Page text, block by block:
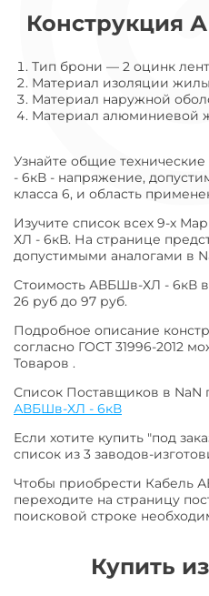
Конструкция
Тип брони — 2 оцинк
Материал изоляции жилы
Материал наружной
Материал алюминиевой
Узнайте общие
- 6кВ - напряжение,
класса 6, и область
Изучите список всех 9-х
ХЛ - 6кВ. На странице
допустимыми аналогами в
Стоимость АВБШв-ХЛ - 6кВ
26 руб до 97 руб.
Подробное описание
согласно ГОСТ 31996-2012
Товаров .
Список Поставщиков в NaN
АВБШв-ХЛ - 6кВ
Если хотите купить "под
список из 3 заводов-
Чтобы приобрести Кабель
переходите на страницу
поисковой строке
Купить